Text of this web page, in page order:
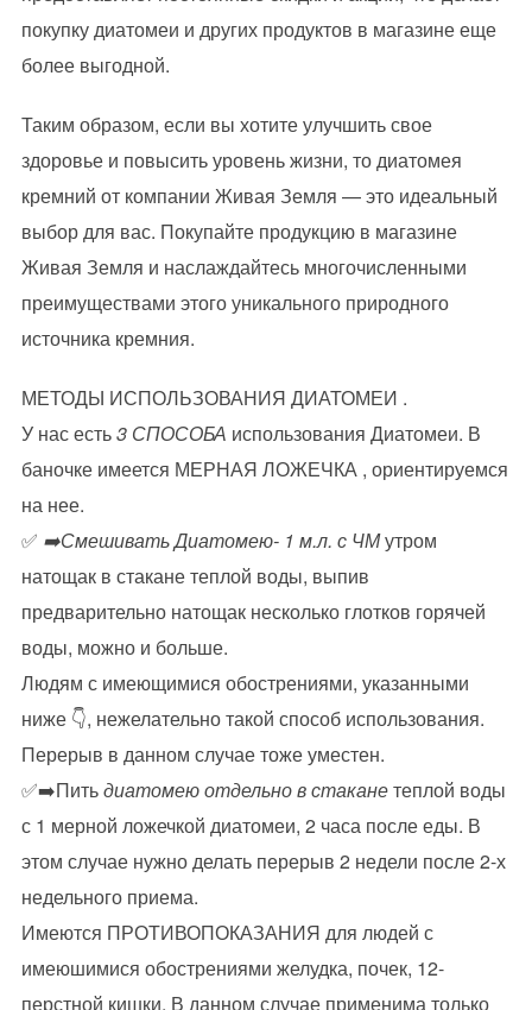
покупку диатомеи и других продуктов в магазине еще
более выгодной.
Таким образом, если вы хотите улучшить свое
здоровье и повысить уровень жизни, то диатомея
кремний от компании Живая Земля — это идеальный
выбор для вас. Покупайте продукцию в магазине
Живая Земля и наслаждайтесь многочисленными
преимуществами этого уникального природного
источника кремния.
МЕТОДЫ ИСПОЛЬЗОВАНИЯ ДИАТОМЕИ .
У нас есть3 СПОСОБА использования Диатомеи. В
баночке имеется МЕРНАЯ ЛОЖЕЧКА , ориентируемся
на нее.
✅ ➡️Смешивать Диатомею- 1 м.л. с ЧМутром
натощак в стакане теплой воды, выпив
предварительно натощак несколько глотков горячей
воды, можно и больше.
Людям с имеющимися обострениями, указанными
ниже 👇, нежелательно такой способ использования.
Перерыв в данном случае тоже уместен.
✅➡️Питьдиатомею отдельно в стаканетеплой воды
с 1 мерной ложечкой диатомеи, 2 часа после еды. В
этом случае нужно делать перерыв 2 недели после 2-х
недельного приема.
Имеются ПРОТИВОПОКАЗАНИЯ для людей с
имеюшимися обострениями желудка, почек, 12-
перстной кишки. В данном случае применима только